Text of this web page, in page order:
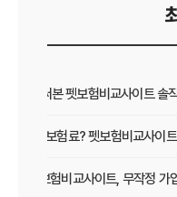
직접 써본 펫보험비교사이트 솔
보장 vs 보험료? 펫보험비교사이
펫보험비교사이트, 무작정